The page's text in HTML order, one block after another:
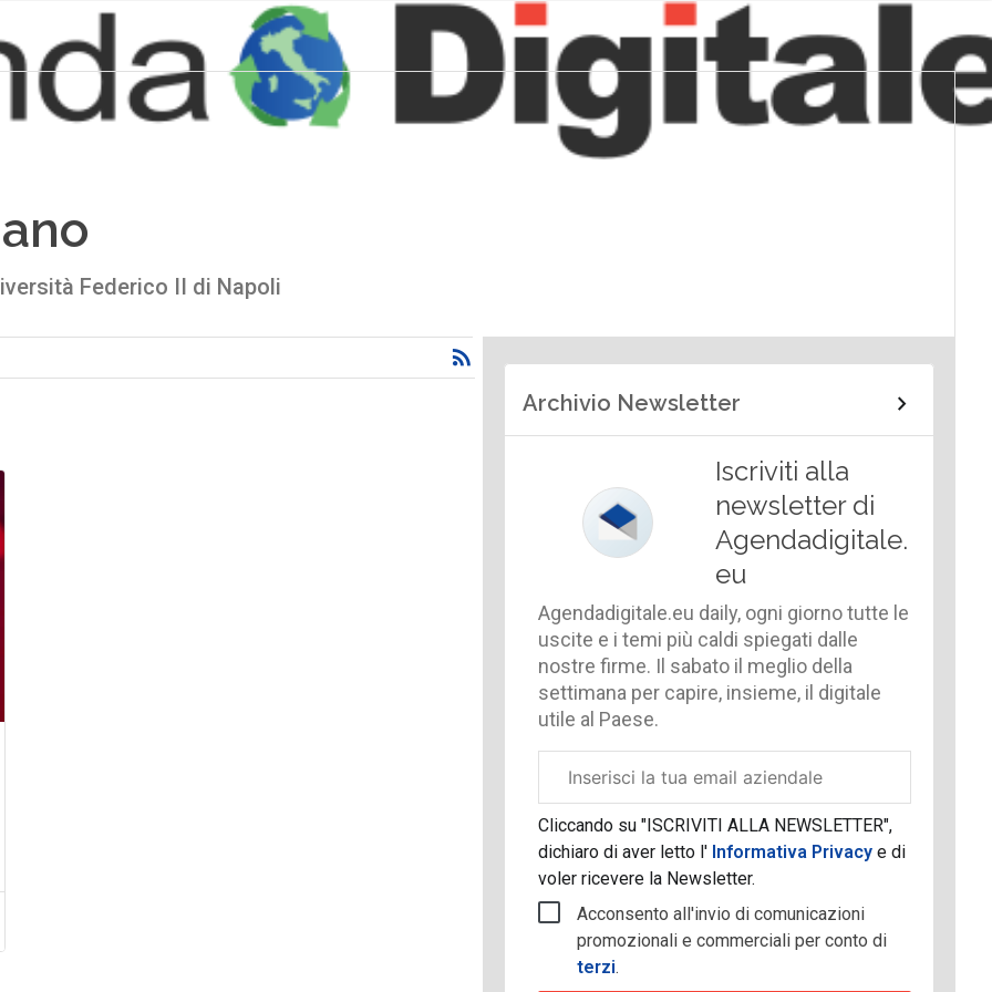
Federico II di Napoli
Archivio Newsletter
Iscriviti alla
newsletter di
Agendadigitale.
eu
Agendadigitale.eu daily, ogni giorno tutte le
uscite e i temi più caldi spiegati dalle
nostre firme. Il sabato il meglio della
settimana per capire, insieme, il digitale
utile al Paese.
aziendale
Cliccando su "ISCRIVITI ALLA NEWSLETTER",
dichiaro di aver letto l' Informativa Privacye di
voler ricevere la Newsletter.
Acconsento all'invio di comunicazioni
promozionali e commerciali per conto di
terzi.